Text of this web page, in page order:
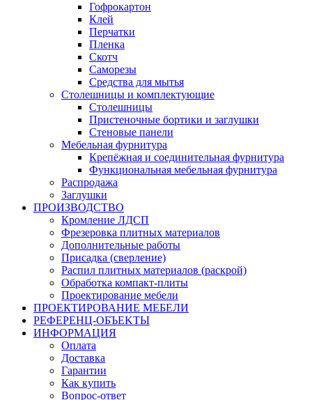
Гофрокартон
Клей
Перчатки
Пленка
Скотч
Саморезы
Средства для мытья
Столешницы и комплектующие
Столешницы
Пристеночные бортики и заглушки
Стеновые панели
Мебельная фурнитура
Крепёжная и соединительная фурнитура
Функциональная мебельная фурнитура
Распродажа
Заглушки
ПРОИЗВОДСТВО
Кромление ЛДСП
Фрезеровка плитных материалов
Дополнительные работы
Присадка (сверление)
Распил плитных материалов (раскрой)
Обработка компакт-плиты
Проектирование мебели
ПРОЕКТИРОВАНИЕ МЕБЕЛИ
РЕФЕРЕНЦ-ОБЪЕKТЫ
ИНФОРМАЦИЯ
Оплата
Доставка
Гарантии
Как купить
Вопрос-ответ